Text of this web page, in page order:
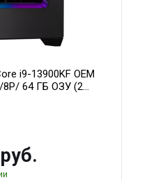
i9-13900KF OEM
8P/ 64 ГБ ОЗУ (2
OC 16GB GDDR7